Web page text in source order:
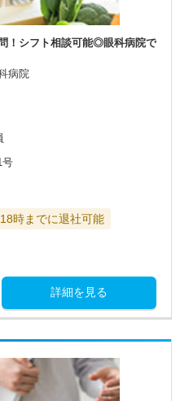
！シフト相談可能◎眼科病院で
病院
号
18時までに退社可能
詳細を見る